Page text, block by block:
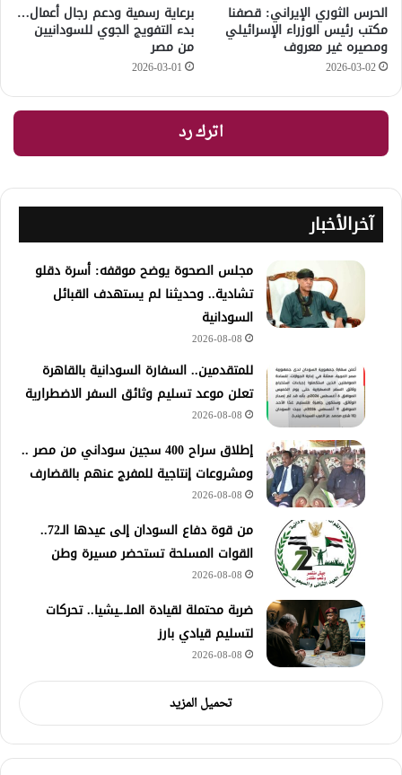
الحرس الثوري الإيراني: قصفنا
مكتب رئيس الوزراء الإسرائيلي
ومصيره غير معروف
2026-03-02
برعاية رسمية ودعم رجال أعمال…
بدء التفويج الجوي للسودانيين
من مصر
2026-03-01
اترك رد
آخرالأخبار
مجلس الصحوة يوضح موقفه: أسرة دقلو
تشادية.. وحديثنا لم يستهدف القبائل
السودانية
2026-08-08
للمتقدمين.. السفارة السودانية بالقاهرة
تعلن موعد تسليم وثائق السفر الاضطرارية
2026-08-08
إطلاق سراح 400 سجين سوداني من مصر ..
ومشروعات إنتاجية للمفرج عنهم بالقضارف
2026-08-08
من قوة دفاع السودان إلى عيدها الـ72..
القوات المسلحة تستحضر مسيرة وطن
2026-08-08
ضربة محتملة لقيادة الملـ.ـيشيا.. تحركات
لتسليم قيادي بارز
2026-08-08
تحميل المزيد